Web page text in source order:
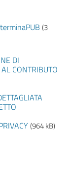
(3
DI
AL CONTRIBUTO
(964 kB)